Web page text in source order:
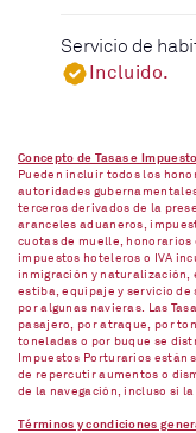
Servicio de
Incluido.
Concepto de Tasas e
Pueden incluir todos los
autoridades
terceros derivados de la
aranceles aduaneros,
cuotas de muelle,
impuestos hoteleros o IVA
inmigración y naturalización,
estiba, equipaje y servicio de
por algunas navieras. Las
pasajero, por atraque, por
toneladas o por buque se
Impuestos Porturarios están
de repercutir aumentos o
de la navegación, incluso si
Términos y condiciones